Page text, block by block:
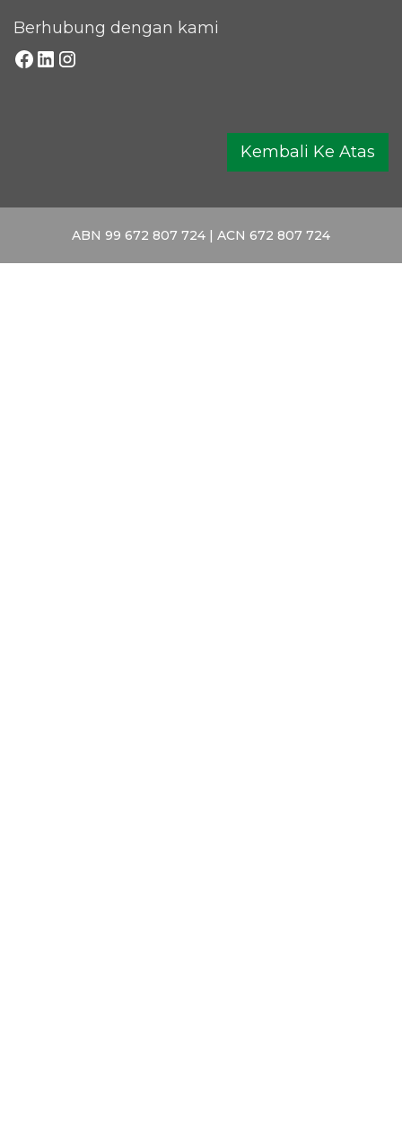
Berhubung dengan kami
Kembali Ke Atas
ABN 99 672 807 724 | ACN 672 807 724